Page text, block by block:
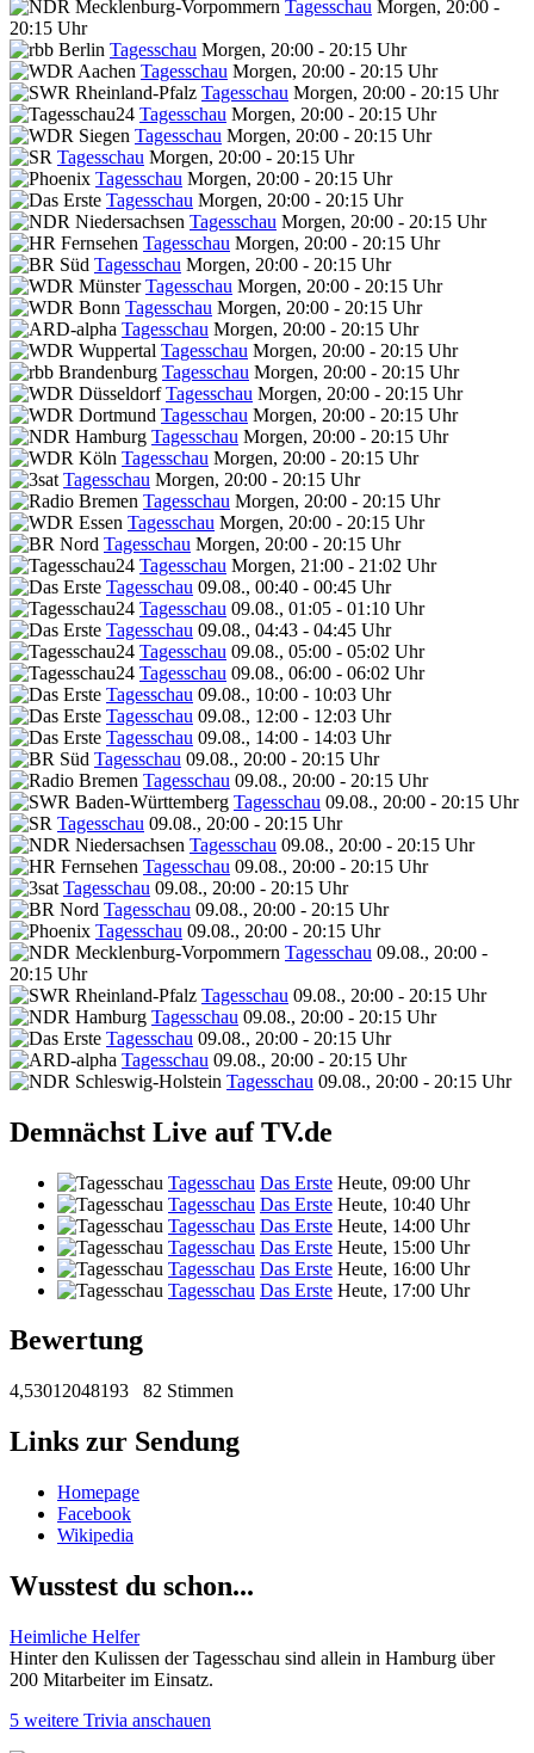
Tagesschau Morgen, 20:00 -
20:15 Uhr
Tagesschau Morgen, 20:00 - 20:15 Uhr
Tagesschau Morgen, 20:00 - 20:15 Uhr
Tagesschau Morgen, 20:00 - 20:15 Uhr
Tagesschau Morgen, 20:00 - 20:15 Uhr
Tagesschau Morgen, 20:00 - 20:15 Uhr
Tagesschau Morgen, 20:00 - 20:15 Uhr
Tagesschau Morgen, 20:00 - 20:15 Uhr
Tagesschau Morgen, 20:00 - 20:15 Uhr
Tagesschau Morgen, 20:00 - 20:15 Uhr
Tagesschau Morgen, 20:00 - 20:15 Uhr
Tagesschau Morgen, 20:00 - 20:15 Uhr
Tagesschau Morgen, 20:00 - 20:15 Uhr
Tagesschau Morgen, 20:00 - 20:15 Uhr
Tagesschau Morgen, 20:00 - 20:15 Uhr
Tagesschau Morgen, 20:00 - 20:15 Uhr
Tagesschau Morgen, 20:00 - 20:15 Uhr
Tagesschau Morgen, 20:00 - 20:15 Uhr
Tagesschau Morgen, 20:00 - 20:15 Uhr
Tagesschau Morgen, 20:00 - 20:15 Uhr
Tagesschau Morgen, 20:00 - 20:15 Uhr
Tagesschau Morgen, 20:00 - 20:15 Uhr
Tagesschau Morgen, 20:00 - 20:15 Uhr
Tagesschau Morgen, 20:00 - 20:15 Uhr
Tagesschau Morgen, 20:00 - 20:15 Uhr
Tagesschau Morgen, 21:00 - 21:02 Uhr
Tagesschau 09.08., 00:40 - 00:45 Uhr
Tagesschau 09.08., 01:05 - 01:10 Uhr
Tagesschau 09.08., 04:43 - 04:45 Uhr
Tagesschau 09.08., 05:00 - 05:02 Uhr
Tagesschau 09.08., 06:00 - 06:02 Uhr
Tagesschau 09.08., 10:00 - 10:03 Uhr
Tagesschau 09.08., 12:00 - 12:03 Uhr
Tagesschau 09.08., 14:00 - 14:03 Uhr
Tagesschau 09.08., 20:00 - 20:15 Uhr
Tagesschau 09.08., 20:00 - 20:15 Uhr
Tagesschau 09.08., 20:00 - 20:15 Uhr
Tagesschau 09.08., 20:00 - 20:15 Uhr
Tagesschau 09.08., 20:00 - 20:15 Uhr
Tagesschau 09.08., 20:00 - 20:15 Uhr
Tagesschau 09.08., 20:00 - 20:15 Uhr
Tagesschau 09.08., 20:00 - 20:15 Uhr
Tagesschau 09.08., 20:00 - 20:15 Uhr
Tagesschau 09.08., 20:00 -
20:15 Uhr
Tagesschau 09.08., 20:00 - 20:15 Uhr
Tagesschau 09.08., 20:00 - 20:15 Uhr
Tagesschau 09.08., 20:00 - 20:15 Uhr
Tagesschau 09.08., 20:00 - 20:15 Uhr
Tagesschau 09.08., 20:00 - 20:15 Uhr
Demnächst Live auf TV.de
Tagesschau Das Erste Heute, 09:00 Uhr
Tagesschau Das Erste Heute, 10:40 Uhr
Tagesschau Das Erste Heute, 14:00 Uhr
Tagesschau Das Erste Heute, 15:00 Uhr
Tagesschau Das Erste Heute, 16:00 Uhr
Tagesschau Das Erste Heute, 17:00 Uhr
Bewertung
4,53012048193 82 Stimmen
Links zur Sendung
Homepage
Facebook
Wikipedia
Wusstest du schon...
Heimliche Helfer
Hinter den Kulissen der Tagesschau sind allein in Hamburg über
200 Mitarbeiter im Einsatz.
5 weitere Trivia anschauen